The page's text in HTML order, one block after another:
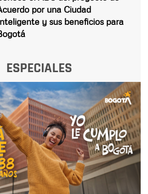
por una Ciudad
y sus beneficios para
ESPECIALES